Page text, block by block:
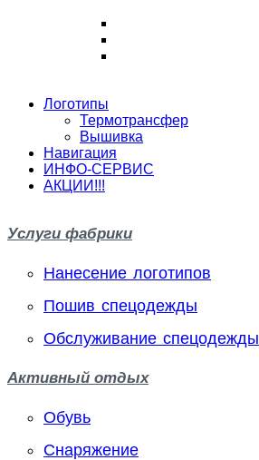
Логотипы
Термотрансфер
Вышивка
Навигация
ИНФО-СЕРВИС
АКЦИИ!!!
Услуги фабрики
Нанесение логотипов
Пошив спецодежды
Обслуживание спецодежды
Активный отдых
Обувь
Снаряжение